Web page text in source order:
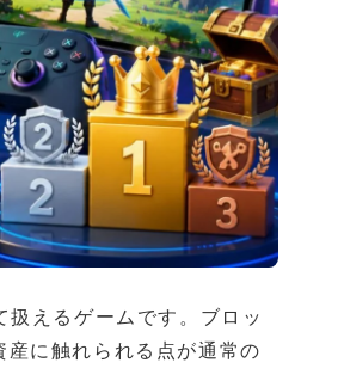
えるゲームです。ブロッ
に触れられる点が通常の